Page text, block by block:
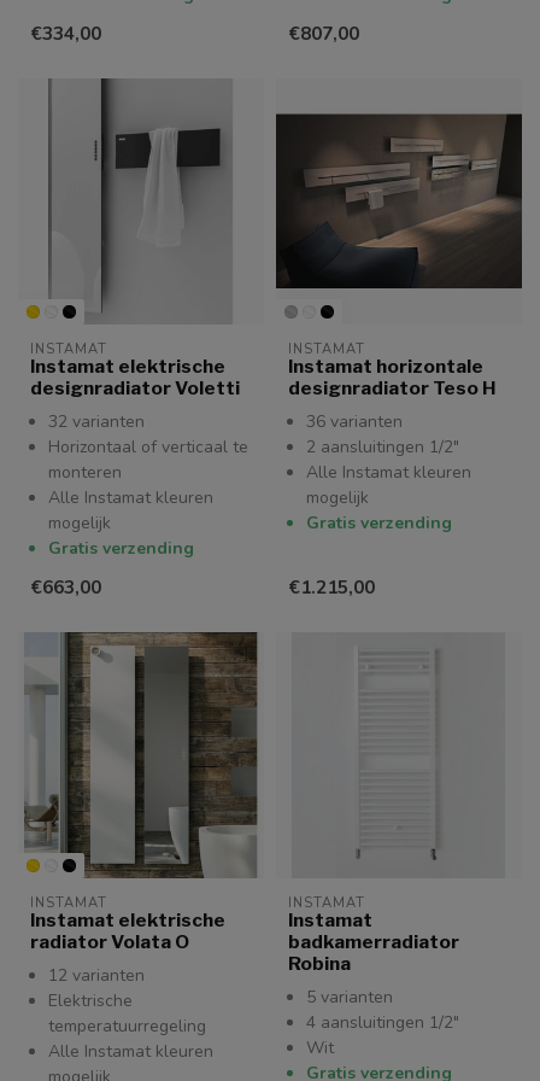
€334,00 €807,00
INSTAMAT
Instamat elektrische
designradiator Voletti
32 varianten
Horizontaal of verticaal te
monteren
Alle Instamat kleuren
mogelijk
Gratis verzending
€663,00
INSTAMAT
Instamat horizontale
designradiator Teso H
36 varianten
2 aansluitingen 1/2"
Alle Instamat kleuren
mogelijk
Gratis verzending
€1.215,00
INSTAMAT
Instamat elektrische
radiator Volata O
12 varianten
Elektrische
temperatuurregeling
Alle Instamat kleuren
INSTAMAT
Instamat
badkamerradiator
Robina
5 varianten
4 aansluitingen 1/2"
Wit
Gratis verzending